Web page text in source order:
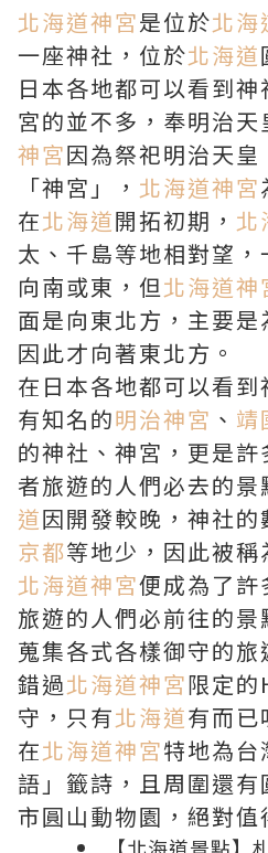
北海道神宮是位於北海
一座神社，位於北海道
日本各地都可以看到
宮的並不多，奉明治天
神宮因為祭祀明治天
「神宮」， 北海道神宮
在北海道開拓初期， 北
太、千島等地相對望
向南或東，但北海道神
面是向東北方，主要是
因此才向著東北方。
在日本各地都可以看到
有知名的明治神宮 、 靖
的神社、神宮，更是許
者旅遊的人們必去的景
道因開發較晚，神社的
京都等地少，因此被稱
北海道神宮便成為了許
旅遊的人們必前往的
蒐集各式各樣御守的
錯過北海道神宮限定
守，只有北海道有而已
在北海道神宮特地為台
語」籤詩，且周圍還
市圓山動物園，絕對值